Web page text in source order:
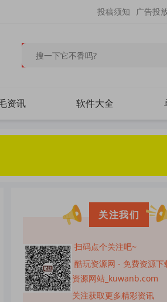
广告投
投稿须知
资讯 软件大全
关注我们
扫码点个关注吧~
酷玩资源网 - 免费资源下
资源网站_kuwanb.com
关注获取更多精彩资讯